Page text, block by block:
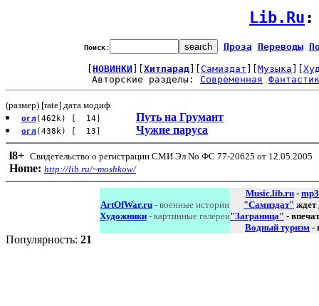
Lib.Ru
Поиск: Проза Переводы
НОВИНКИ Хитпарад Самиздат Музыка
Авторские разделы: Современная
(размер) [rate] дата модиф.
огл (462k) [ 14] Путь на Грумант
огл (438k) [ 13] Чужие паруса
l8+ Свидетельство о регистрации СМИ Эл No ФС 77-20625 от 12.05.2005
Home: http://lib.ru/~moshkow/
ArtOfWar.ru - военные истории
Художники - картинные галереи
Music.lib.ru - mp3
"Самиздат" ждет
"Заграница" -
Водный туризм -
Популярность: 21